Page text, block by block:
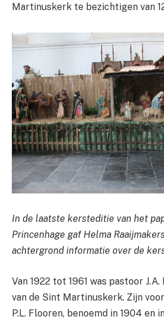
Martinuskerk te bezichtigen van
In de laatste kersteditie van het
Princenhage gaf Helma
achtergrond informatie over de
Van 1922 tot 1961 was pastoor
van de Sint Martinuskerk. Zijn
P.L. Flooren, benoemd in 1904 en